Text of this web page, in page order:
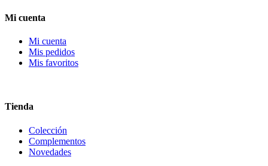
Mi cuenta
Mi cuenta
Mis pedidos
Mis favoritos
Tienda
Colección
Complementos
Novedades